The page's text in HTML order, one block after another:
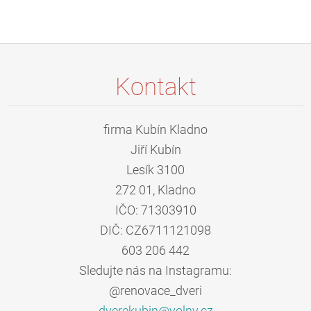
Kontakt
firma Kubín Kladno
Jiří Kubín
Lesík 3100
272 01, Kladno
IČO: 71303910
DIČ: CZ6711121098
603 206 442
Sledujte nás na Instagramu:
@renovace_dveri